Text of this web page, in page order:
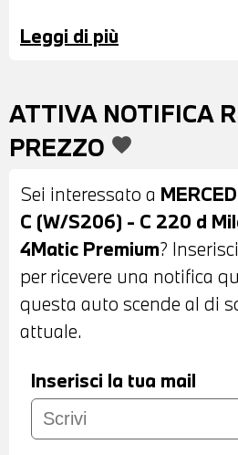
DA 18" - RETROVISORI
LUNOTTO POSTERIORI
SENSORI DI
LED - BARRE
TETTUCCIO
APRIBILE
INTERNI IN
NERA - VOLANTE
TRE RAZZE CON
MULTIFUNZIONE -
CAMBIO AUTOMATICO
VOLANTE -
Leggi di più
ATTIVA NOTIFICA
PREZZO favorite
Sei interessato a
C (W/S206) - C 220 d
4Matic Premium?
per ricevere una notifica
questa auto scende al di
attuale.
Inserisci la tua mail